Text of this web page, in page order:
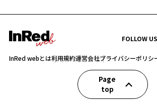
FOLLOW US
InRed webとは利用規約運営会社プライバシーポリシ
Page
top